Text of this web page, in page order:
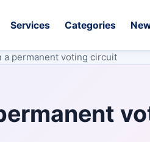
Services Categories
permanent voting circuit